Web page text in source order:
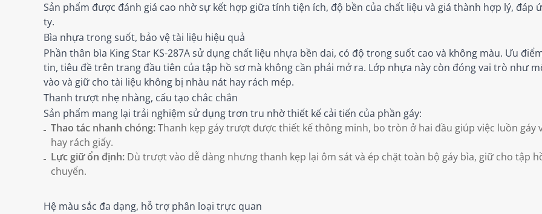
Sản phẩm được đánh giá cao nhờ sự kết hợp giữa tính tiện ích, độ bền của chất liệu và giá thành hợp lý, đáp
ty.
Bìa nhựa trong suốt, bảo vệ tài liệu hiệu quả
Phần thân bìa King Star KS-287A sử dụng chất liệu nhựa bền dai, có độ trong suốt cao và không màu. Ưu
tin, tiêu đề trên trang đầu tiên của tập hồ sơ mà không cần phải mở ra. Lớp nhựa này còn đóng vai trò như
vào và giữ cho tài liệu không bị nhàu nát hay rách mép.
Thanh trượt nhẹ nhàng, cấu tạo chắc chắn
Sản phẩm mang lại trải nghiệm sử dụng trơn tru nhờ thiết kế cải tiến của phần gáy:
Thao tác nhanh chóng:Thanh kẹp gáy trượt được thiết kế thông minh, bo tròn ở hai đầu giúp việc luồn gáy
hay rách giấy.
Lực giữ ổn định: Dù trượt vào dễ dàng nhưng thanh kẹp lại ôm sát và ép chặt toàn bộ gáy bìa, giữ cho tập
chuyển.
Hệ màu sắc đa dạng, hỗ trợ phân loại trực quan